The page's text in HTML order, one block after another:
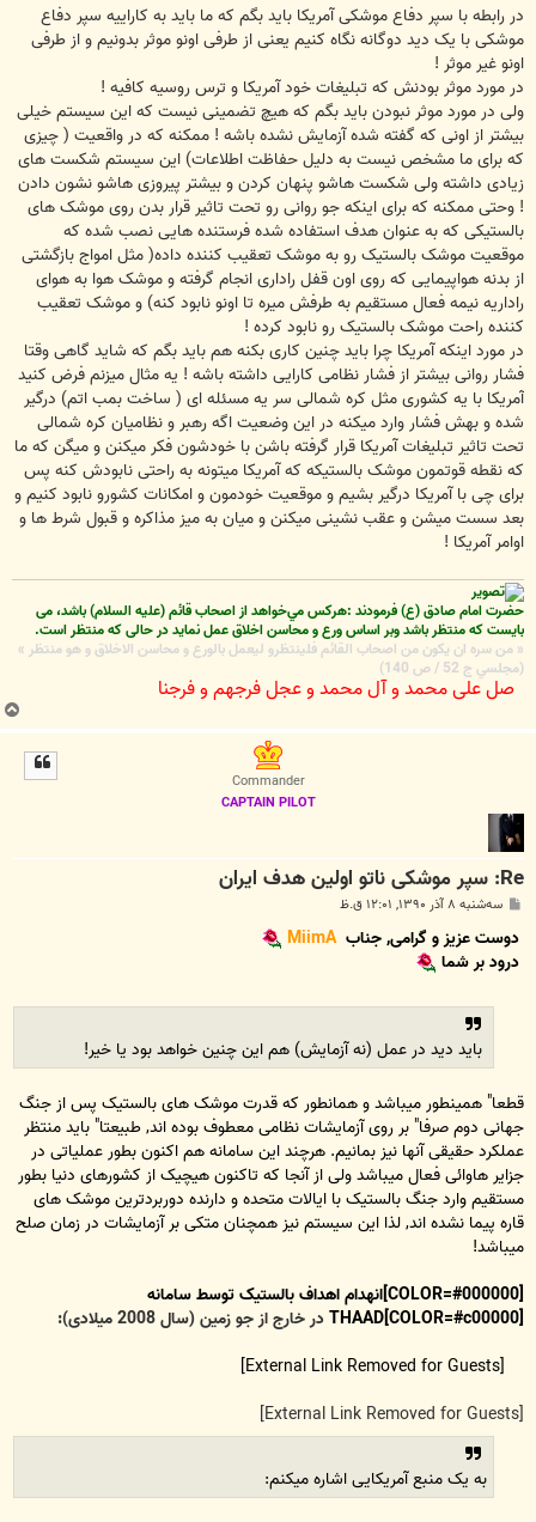
ت
در رابطه با سپر دفاع موشکی آمریکا باید بگم که ما باید به کاراییه سپر دفاع
موشکی با یک دید دوگانه نگاه کنیم یعنی از طرفی اونو موثر بدونیم و از طرفی
اونو غیر موثر !
در مورد موثر بودنش که تبلیغات خود آمریکا و ترس روسیه کافیه !
ولی در مورد موثر نبودن باید بگم که هیچ تضمینی نیست که این سیستم خیلی
بیشتر از اونی که گفته شده آزمایش نشده باشه ! ممکنه که در واقعیت ( چیزی
که برای ما مشخص نیست به دلیل حفاظت اطلاعات) این سیستم شکست های
زیادی داشته ولی شکست هاشو پنهان کردن و بیشتر پیروزی هاشو نشون دادن
! وحتی ممکنه که برای اینکه جو روانی رو تحت تاثیر قرار بدن روی موشک های
بالستیکی که به عنوان هدف استفاده شده فرستنده هایی نصب شده که
موقعیت موشک بالستیک رو به موشک تعقیب کننده داده( مثل امواج بازگشتی
از بدنه هواپیمایی که روی اون قفل راداری انجام گرفته و موشک هوا به هوای
راداریه نیمه فعال مستقیم به طرفش میره تا اونو نابود کنه) و موشک تعقیب
کننده راحت موشک بالستیک رو نابود کرده !
در مورد اینکه آمریکا چرا باید چنین کاری بکنه هم باید بگم که شاید گاهی وقتا
فشار روانی بیشتر از فشار نظامی کارایی داشته باشه ! یه مثال میزنم فرض کنید
آمریکا با یه کشوری مثل کره شمالی سر یه مسئله ای ( ساخت بمب اتم) درگیر
شده و بهش فشار وارد میکنه در این وضعیت اگه رهبر و نظامیان کره شمالی
تحت تاثیر تبلیغات آمریکا قرار گرفته باشن با خودشون فکر میکنن و میگن که ما
که نقطه قوتمون موشک بالستیکه که آمریکا میتونه به راحتی نابودش کنه پس
برای چی با آمریکا درگیر بشیم و موقعیت خودمون و امکانات کشورو نابود کنیم و
بعد سست میشن و عقب نشینی میکنن و میان به میز مذاکره و قبول شرط ها و
اوامر آمریکا !
حضرت امام صادق (ع) فرمودند :هركس مي‌خواهد از اصحاب قائم (علیه السلام) باشد، می
بایست که منتظر باشد وبر اساس ورع و محاسن اخلاق عمل نماید در حالی که منتظر است.
« من سره ان يكون من اصحاب القائم فلينتظرو ليعمل بالورع و محاسن الاخلاق و هو منتظر »
(مجلسي ج 52 / ص 140)
صل علی محمد و آل محمد و عجل فرجهم و فرجنا
ب
ا
Commander
CAPTAIN PILOT
Re: سپر موشکی ناتو اولین هدف ایران
پ
ت
سه‌شنبه ۸ آذر ۱۳۹۰, ۱۲:۰۱ ق.ظ
دوست عزیز و گرامی, جناب MiimA
درود بر شما
باید دید در عمل (نه آزمایش) هم این چنین خواهد بود یا خیر!
قطعا" همینطور میباشد و همانطور که قدرت موشک های بالستیک پس از جنگ
جهانی دوم صرفا" بر روی آزمایشات نظامی معطوف بوده اند, طبیعتا" باید منتظر
عملکرد حقیقی آنها نیز بمانیم. هرچند این سامانه هم اکنون بطور عملیاتی در
جزایر هاوائی فعال میباشد ولی از آنجا که تاکنون هیچیک از کشورهای دنیا بطور
مستقیم وارد جنگ بالستیک با ایالات متحده و دارنده دوربردترین موشک های
قاره پیما نشده اند, لذا این سیستم نیز همچنان متکی بر آزمایشات در زمان صلح
میباشد!
[COLOR=#000000]انهدام اهداف بالستیک توسط سامانه
در خارج از جو زمین (سال 2008 میلادی):
به یک منبع آمریکایی اشاره میکنم: